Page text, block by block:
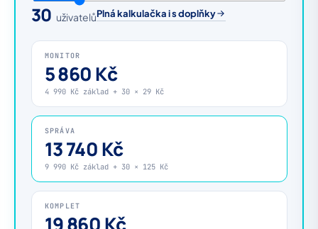
30 uživatelůPlná kalkulačka i s doplňky
MONITOR
5 860 Kč
4 990 Kč základ + 30 × 29 Kč
SPRÁVA
13 740 Kč
9 990 Kč základ + 30 × 125 Kč
KOMPLET